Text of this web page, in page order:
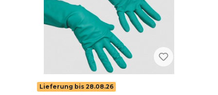
Lieferung bis 28.08.26